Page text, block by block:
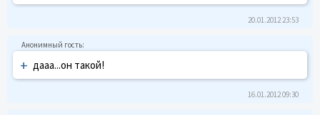
20.01.2012 23:53
+ дааа...он такой!
16.01.2012 09:30